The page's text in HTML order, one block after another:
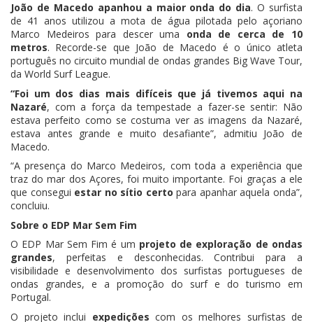
João de Macedo apanhou a maior onda do dia. O surfista
de 41 anos utilizou a mota de água pilotada pelo açoriano
Marco Medeiros para descer uma onda de cerca de 10
metros. Recorde-se que João de Macedo é o único atleta
português no circuito mundial de ondas grandes Big Wave Tour,
da World Surf League.
“Foi um dos dias mais difíceis que já tivemos aqui na
Nazaré, com a força da tempestade a fazer-se sentir: Não
estava perfeito como se costuma ver as imagens da Nazaré,
estava antes grande e muito desafiante”, admitiu João de
Macedo.
“A presença do Marco Medeiros, com toda a experiência que
traz do mar dos Açores, foi muito importante. Foi graças a ele
que consegui estar no sítio certo para apanhar aquela onda”,
concluiu.
Sobre o EDP Mar Sem Fim
O EDP Mar Sem Fim é um projeto de exploração de ondas
grandes, perfeitas e desconhecidas. Contribui para a
visibilidade e desenvolvimento dos surfistas portugueses de
ondas grandes, e a promoção do surf e do turismo em
Portugal.
O projeto inclui expedições com os melhores surfistas de